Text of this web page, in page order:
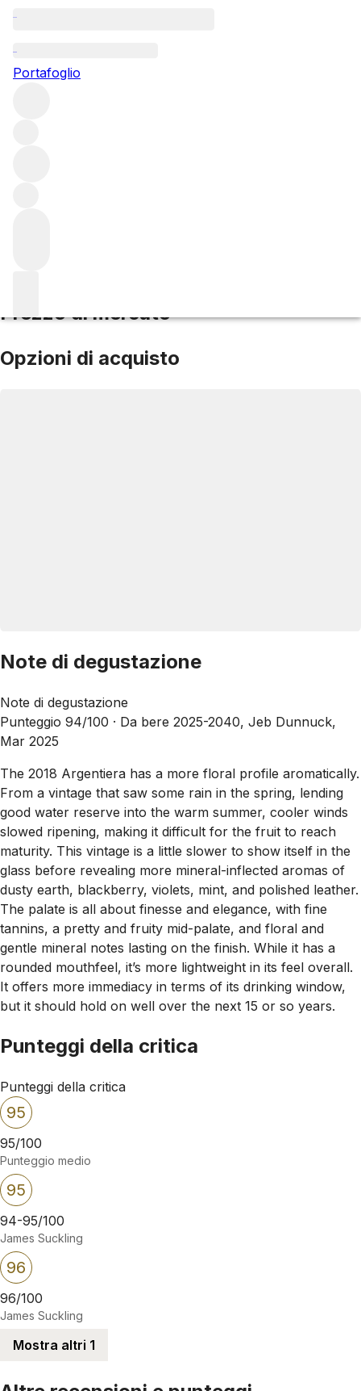
Portafoglio
Prezzo di mercato
Opzioni di acquisto
Note di degustazione
Note di degustazione
Punteggio 94/100 · Da bere 2025-2040, Jeb Dunnuck,
Mar 2025
The 2018 Argentiera has a more floral profile aromatically.
From a vintage that saw some rain in the spring, lending
good water reserve into the warm summer, cooler winds
slowed ripening, making it difficult for the fruit to reach
maturity. This vintage is a little slower to show itself in the
glass before revealing more mineral-inflected aromas of
dusty earth, blackberry, violets, mint, and polished leather.
The palate is all about finesse and elegance, with fine
tannins, a pretty and fruity mid-palate, and floral and
gentle mineral notes lasting on the finish. While it has a
rounded mouthfeel, it’s more lightweight in its feel overall.
It offers more immediacy in terms of its drinking window,
but it should hold on well over the next 15 or so years.
Punteggi della critica
Punteggi della critica
95
95/100
Punteggio medio
95
94-95/100
James Suckling
96
96/100
James Suckling
Mostra altri 1